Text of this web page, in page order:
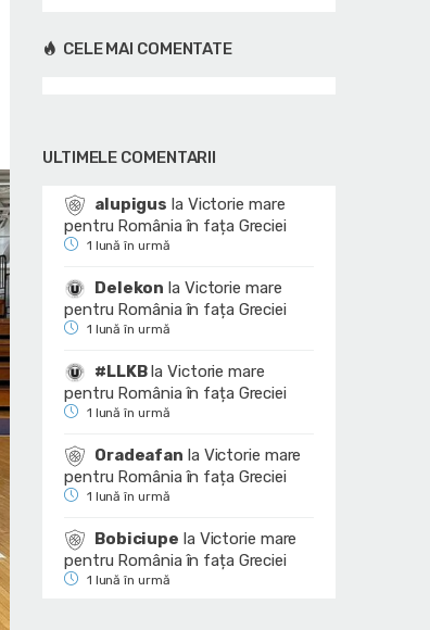
CELE MAI COMENTATE
ULTIMELE COMENTARII
alupigus la Victorie mare
pentru România în fața Greciei
1 lună în urmă
Delekon la Victorie mare
pentru România în fața Greciei
1 lună în urmă
#LLKBlaVictorie mare
pentru România în fața Greciei
1 lună în urmă
Oradeafan la Victorie mare
pentru România în fața Greciei
1 lună în urmă
Bobiciupe la Victorie mare
pentru România în fața Greciei
1 lună în urmă